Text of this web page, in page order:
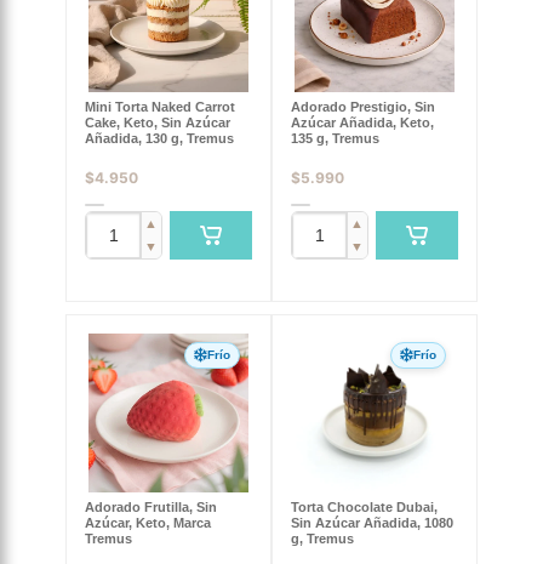
Mini Torta Naked Carrot
Cake, Keto, Sin Azúcar
Añadida, 130 g, Tremus
$4.950
▲
▼
Adorado Prestigio, Sin
Azúcar Añadida, Keto,
135 g, Tremus
$5.990
▲
▼
Frío
Adorado Frutilla, Sin
Azúcar, Keto, Marca
Tremus
Frío
Torta Chocolate Dubai,
Sin Azúcar Añadida, 1080
g, Tremus